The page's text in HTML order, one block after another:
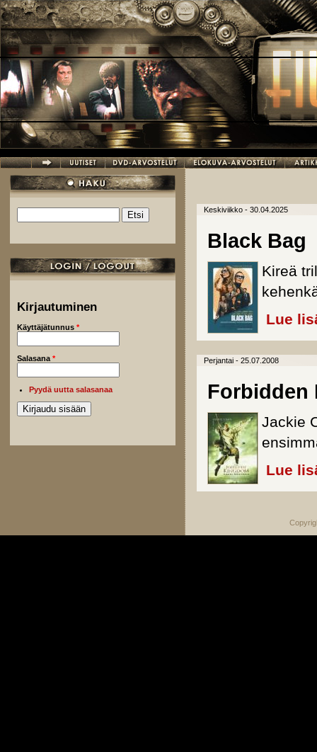
Hyppää pääsisältöön
Hakulomake
Kirjautuminen
Käyttäjätunnus *
Salasana *
Pyydä uutta salasanaa
Keskiviikko - 30.04.2025
Black Bag
Kireä
Lue
Perjantai - 25.07.2008
Forbidden
Jackie
Lue